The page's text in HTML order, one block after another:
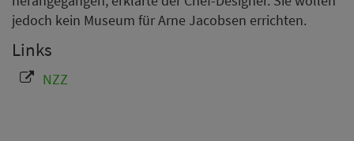
jedoch kein Museum für Arne Jacobsen errichten.
Links
NZZ